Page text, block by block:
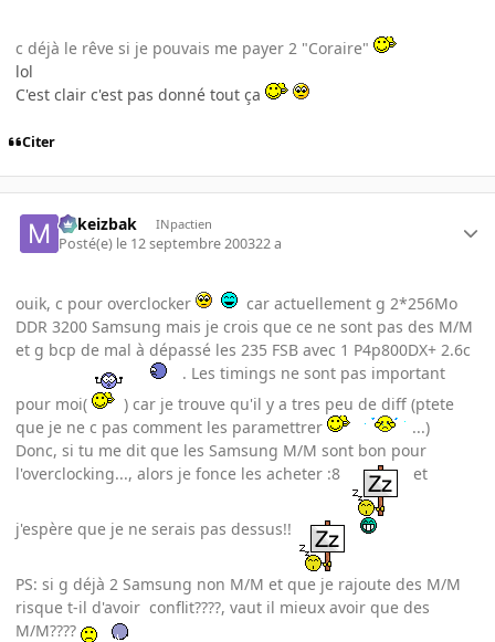
c déjà le rêve si je pouvais me payer 2 "Coraire"
lol
C'est clair c'est pas donné tout ça
Citer
Mikeizbak INpactien
Posté(e) le 12 septembre 200322 a
ouik, c pour overclocker
car actuellement g 2*256Mo
DDR 3200 Samsung mais je crois que ce ne sont pas des M/M
et g bcp de mal à dépassé les 235 FSB avec 1 P4p800DX+ 2.6c
. Les timings ne sont pas important
pour moi(
) car je trouve qu'il y a tres peu de diff (ptete
que je ne c pas comment les paramettrer
...)
Donc, si tu me dit que les Samsung M/M sont bon pour
l'overclocking..., alors je fonce les acheter :8
et
j'espère que je ne serais pas dessus!!
PS: si g déjà 2 Samsung non M/M et que je rajoute des M/M
risque t-il d'avoir conflit????, vaut il mieux avoir que des
M/M????